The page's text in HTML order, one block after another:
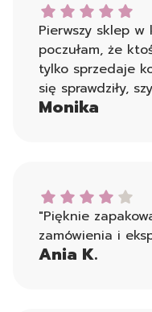
Monika dał ocenę:
Pierwszy sklep
poczułam, że
tylko sprzedaje
się sprawdziły,
Monika
Ania K. dał ocenę:
"Pięknie
zamówienia i
Ania K.